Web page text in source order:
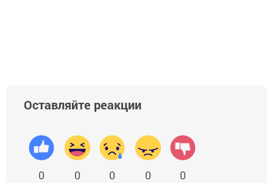
Оставляйте реакции
0 0 0 0 0